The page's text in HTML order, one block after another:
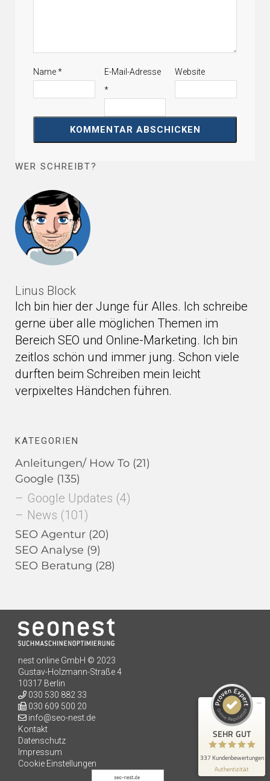
Name*
E-Mail-Adresse
*
Website
WER SCHREIBT?
Linus Block
Ich bin hier der Junge für Alles. Ich schreibe
gerne über alle möglichen Themen im
Bereich SEO und Online-Marketing. Ich bin
zeitlos schön und immer jung. Schon viele
durften beim Schreiben mein leicht
verpixeltes Händchen führen.
KATEGORIEN
Anleitungen/ How To (21)
Google (135)
Google Updates (4)
News (101)
SEO Agentur (20)
SEO Analyse (9)
SEO Beratung (28)
nest online GmbH © 2023
Gustav-Holzmann-Straße 4
10317 Berlin
030 530 882 33
030 609 500 20
info@seo-nest.de
Kontakt
Datenschutz
Impressum
Cookie Einstellungen
SEHR GUT
337 Kundenbewertungen
Authentizität
Kundenbewertungen und Erfahrungen zu
198
Bewertungen auf
ProvenExpert.com
Blick aufs ProvenExpert-Profil werfen
3.8.2026